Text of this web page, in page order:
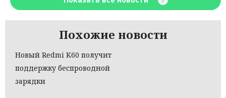
Похожие новости
Новый Redmi K60 получит
поддержку беспроводной
зарядки